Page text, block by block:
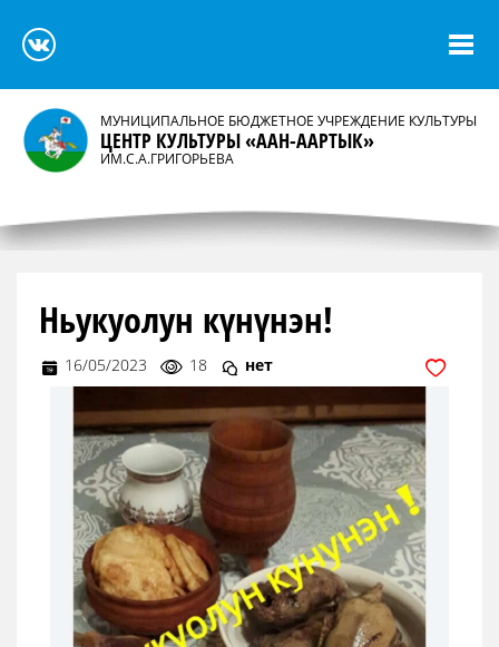
МУНИЦИПАЛЬНОЕ БЮДЖЕТНОЕ УЧРЕЖДЕНИЕ КУЛЬТУРЫ
ЦЕНТР КУЛЬТУРЫ «ААН-ААРТЫК»
ИМ.С.А.ГРИГОРЬЕВА
Ньукуолун күнүнэн!
16/05/2023 18 нет